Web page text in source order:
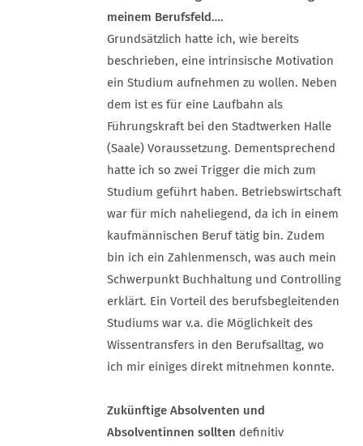
meinem Berufsfeld….
Grundsätzlich hatte ich, wie bereits
beschrieben, eine intrinsische Motivation
ein Studium aufnehmen zu wollen. Neben
dem ist es für eine Laufbahn als
Führungskraft bei den Stadtwerken Halle
(Saale) Voraussetzung. Dementsprechend
hatte ich so zwei Trigger die mich zum
Studium geführt haben. Betriebswirtschaft
war für mich naheliegend, da ich in einem
kaufmännischen Beruf tätig bin. Zudem
bin ich ein Zahlenmensch, was auch mein
Schwerpunkt Buchhaltung und Controlling
erklärt. Ein Vorteil des berufsbegleitenden
Studiums war v.a. die Möglichkeit des
Wissentransfers in den Berufsalltag, wo
ich mir einiges direkt mitnehmen konnte.
Zukünftige Absolventen und
Absolventinnen sollten definitiv